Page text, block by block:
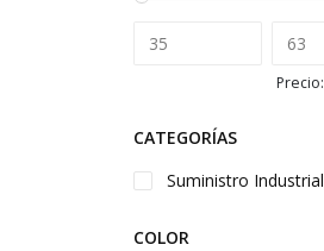
Precio:
CATEGORÍAS
Suministro Industrial
COLOR